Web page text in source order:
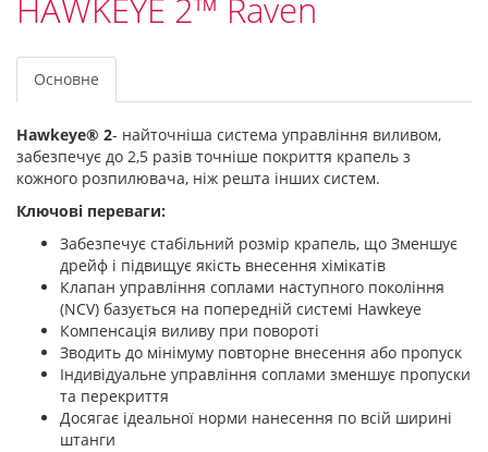
HAWKEYE 2™ Raven
Основне
Hawkeye® 2- найточніша система управління виливом,
забезпечує до 2,5 разів точніше покриття крапель з
кожного розпилювача, ніж решта інших систем.
Ключові переваги:
Забезпечує стабільний розмір крапель, що Зменшує
дрейф і підвищує якість внесення хімікатів
Клапан управління соплами наступного покоління
(NCV) базується на попередній системі Hawkeye
Компенсація виливу при повороті
Зводить до мінімуму повторне внесення або пропуск
Індивідуальне управління соплами зменшує пропуски
та перекриття
Досягає ідеальної норми нанесення по всій ширині
штанги